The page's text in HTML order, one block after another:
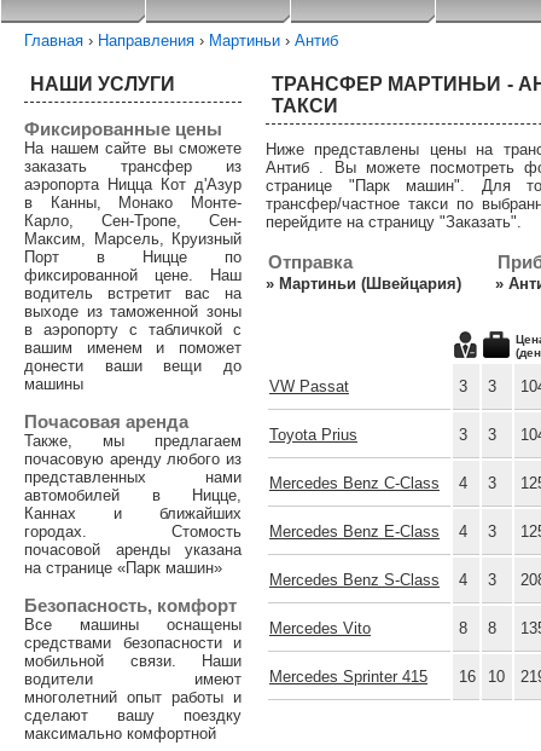
Главная › Направления › Мартиньи › Антиб
ТРАНСФЕР МАРТИНЬИ -
ТАКСИ
Ниже представлены цены на
Антиб . Вы можете посмотреть
странице "Парк машин". Для
трансфер/частное такси по
перейдите на страницу "Заказать".
Отправка
» Мартиньи (Швейцария) »
VW Passat 3 3
Toyota Prius 3 3
Mercedes Benz C-Class 4 3
Mercedes Benz E-Class 4 3
Mercedes Benz S-Class 4 3
Mercedes Vito 8 8
Mercedes Sprinter 415 16 10
НАШИ УСЛУГИ
Фиксированные цены
На нашем сайте вы сможете
заказать трансфер из
аэропорта Ницца Кот д'Азур
в Канны, Монако Монте-
Карло, Сен-Тропе, Сен-
Максим, Марсель, Круизный
Порт в Ницце по
фиксированной цене. Наш
водитель встретит вас на
выходе из таможенной зоны
в аэропорту с табличкой с
вашим именем и поможет
донести ваши вещи до
машины
Почасовая аренда
Также, мы предлагаем
почасовую аренду любого из
представленных нами
автомобилей в Ницце,
Каннах и ближайших
городах. Стомость
почасовой аренды указана
на странице «Парк машин»
Безопасность, комфорт
Все машины оснащены
средствами безопасности и
мобильной связи. Наши
водители имеют
многолетний опыт работы и
сделают вашу поездку
максимально комфортной